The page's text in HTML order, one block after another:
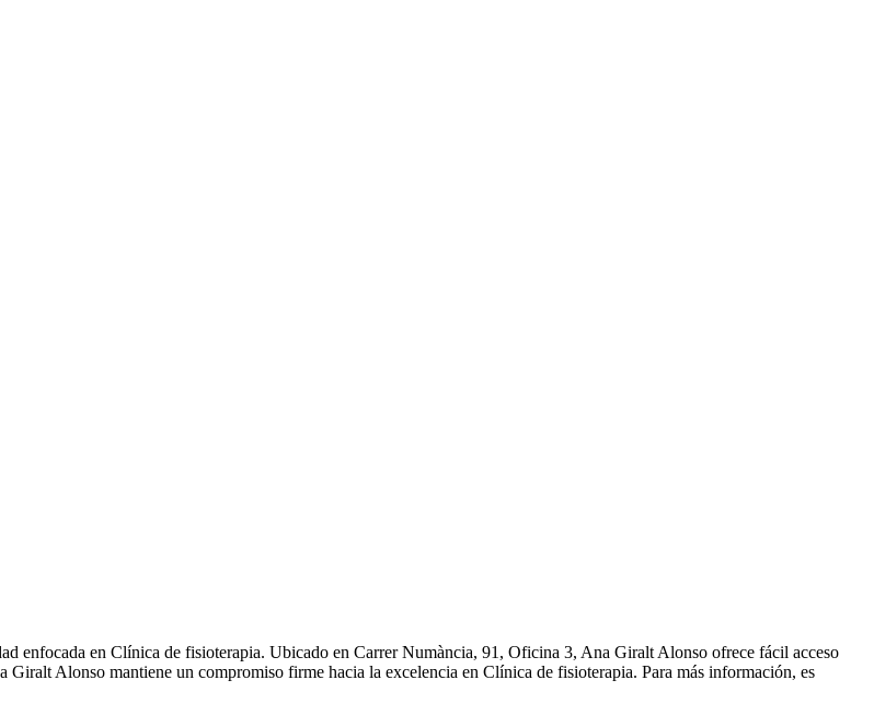
enfocada en Clínica de fisioterapia. Ubicado en Carrer Numància, 91, Oficina 3, Ana Giralt Alonso ofrece fácil acceso
Alonso mantiene un compromiso firme hacia la excelencia en Clínica de fisioterapia. Para más información, es